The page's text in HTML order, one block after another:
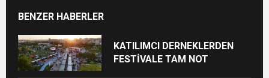
BENZER HABERLER
KATILIMCI DERNEKLERDEN
FESTİVALE TAM NOT